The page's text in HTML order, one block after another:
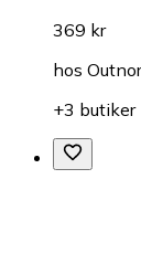
369 kr
hos
+3 butiker